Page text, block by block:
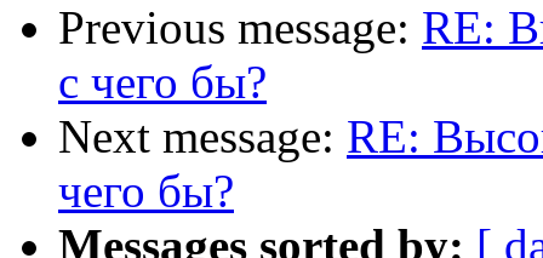
Previous message: RE:
с чего бы?
Next message: RE:
чего бы?
Messages sorted by: [